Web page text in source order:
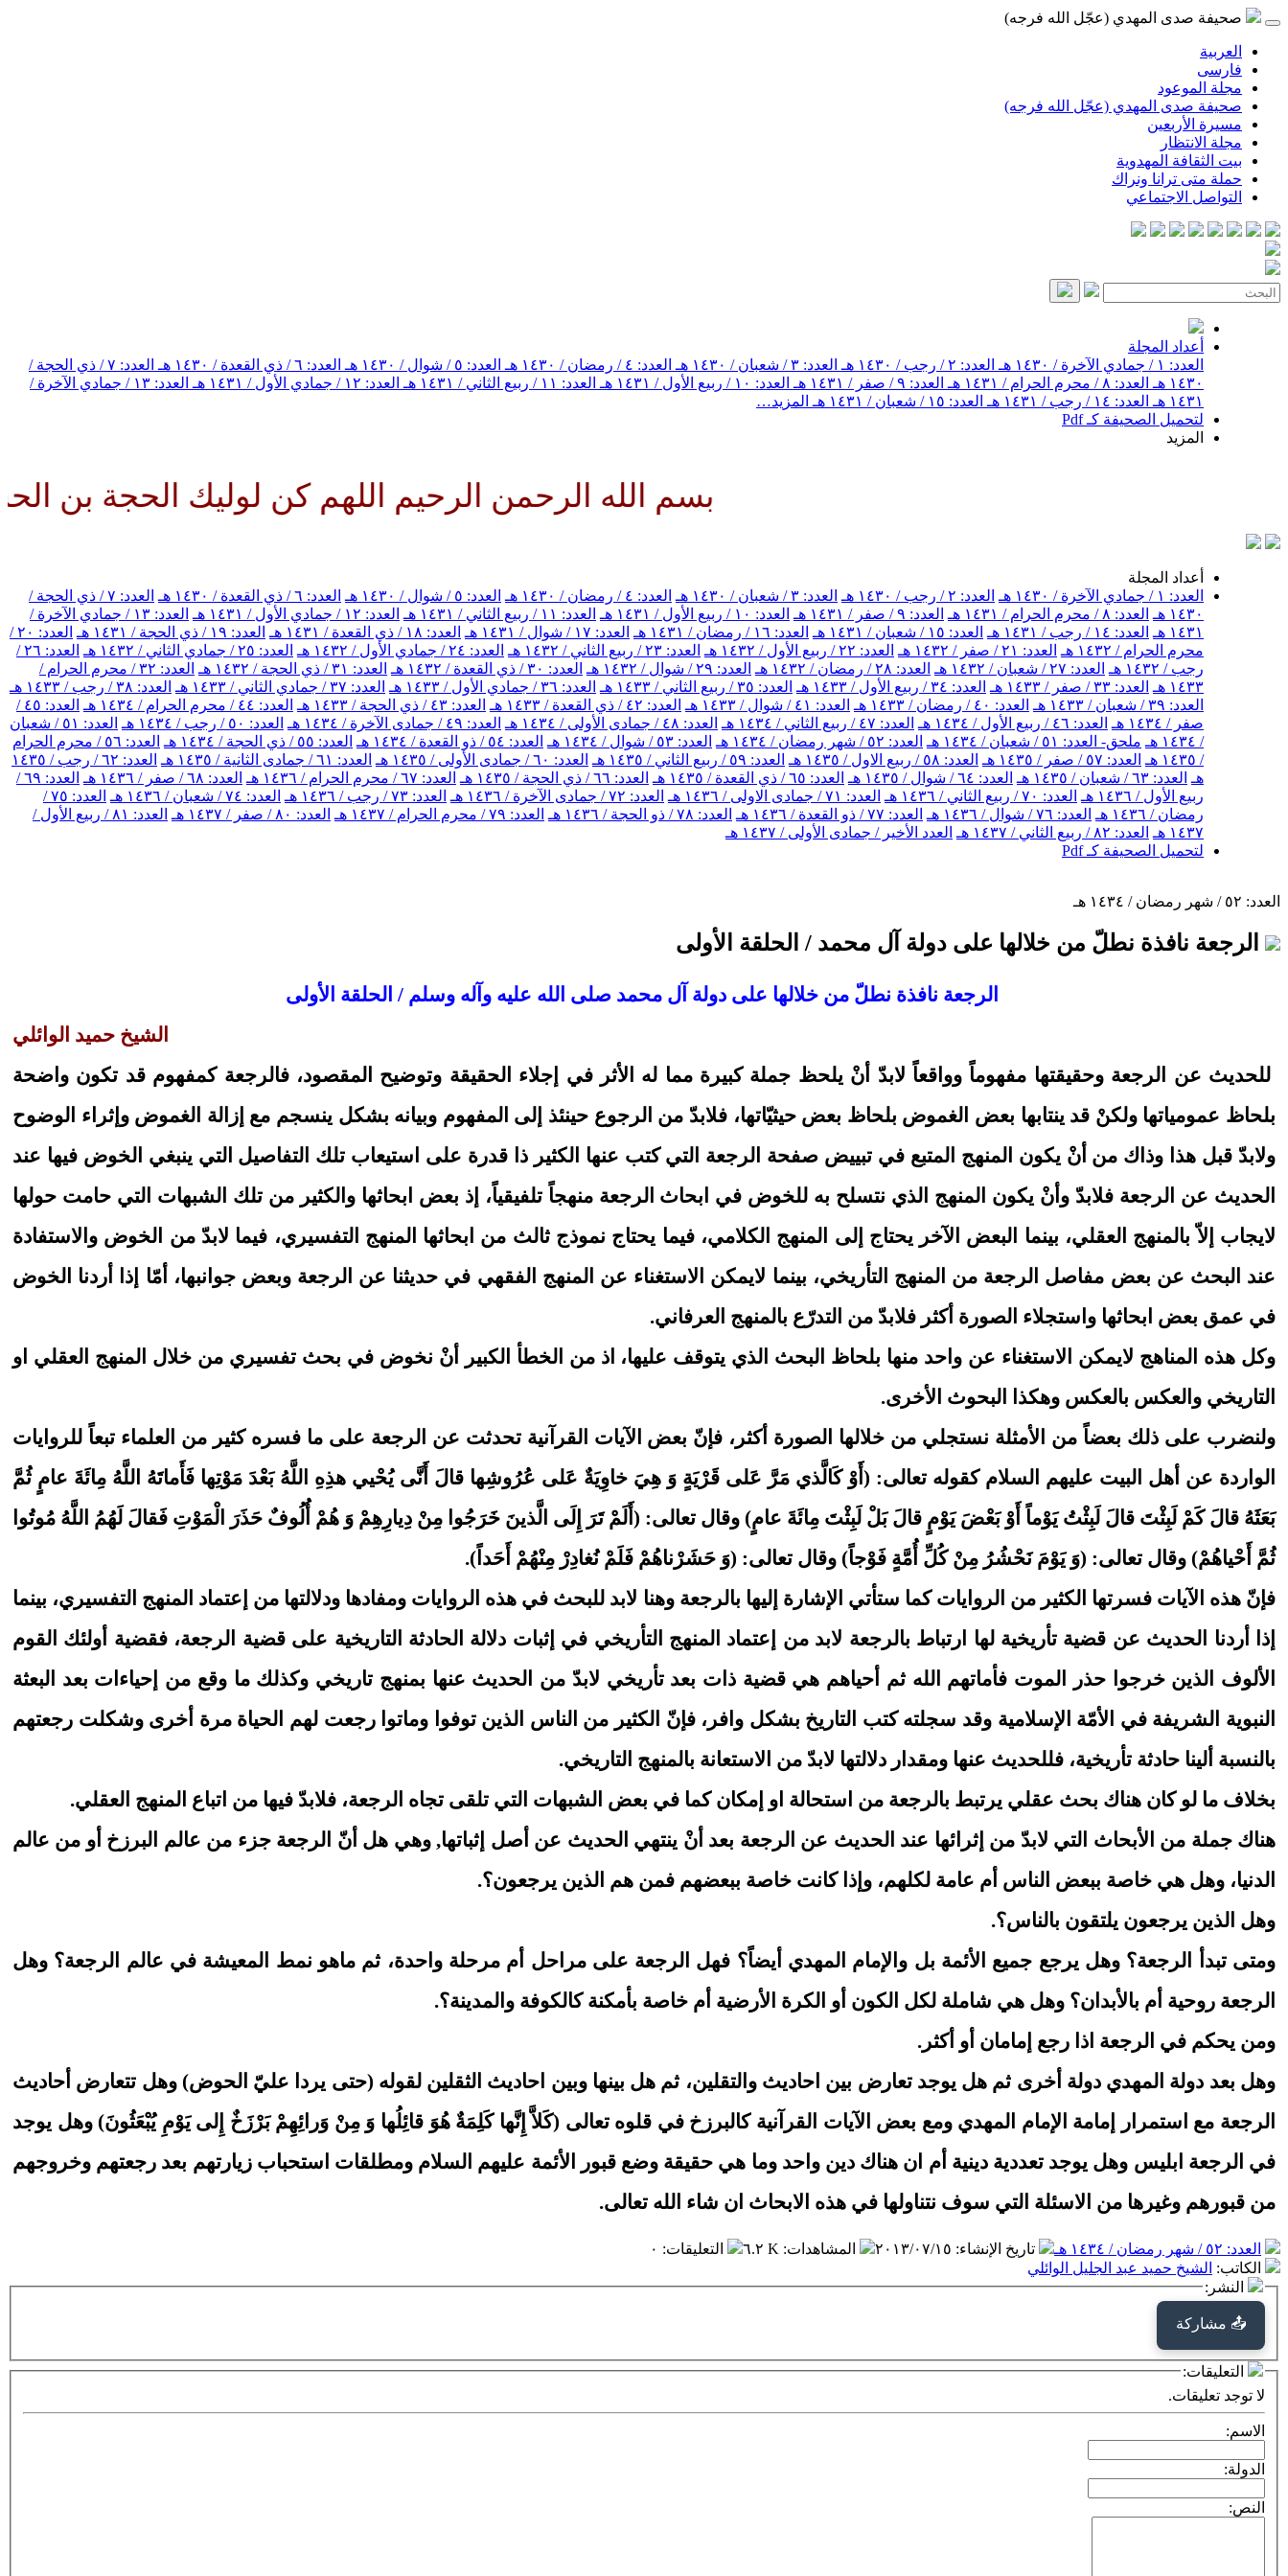
صحيفة صدى المهدي (عجّل الله فرجه)
العربية
فارسی
مجلة الموعود
صحيفة صدى المهدي (عجّل الله فرجه)
مسيرة الأربعين
مجلة الانتظار
بيت الثقافة المهدوية
حملة متى ترانا ونراك
التواصل الاجتماعي
أعداد المجلة
العدد: ١ / جمادي الآخرة / ١٤٣٠ هـ
العدد: ٢ / رجب / ١٤٣٠ هـ العدد: ٣ / شعبان / ١٤٣٠ هـ العدد: ٤ / رمضان / ١٤٣٠ هـ العدد: ٥ / شوال / ١٤٣٠ هـ العدد: ٦ / ذي القعدة / ١٤٣٠ هـ
العدد: ٧ / ذي الحجة /
١٤٣٠ هـ
العدد: ٨ / محرم الحرام / ١٤٣١ هـ العدد: ٩ / صفر / ١٤٣١ هـ العدد: ١٠ / ربيع الأول / ١٤٣١ هـ العدد: ١١ / ربيع الثاني / ١٤٣١ هـ العدد: ١٢ / جمادي الأول / ١٤٣١ هـ
العدد: ١٣ / جمادي الآخرة /
١٤٣١ هـ
العدد: ١٤ / رجب / ١٤٣١ هـ العدد: ١٥ / شعبان / ١٤٣١ هـ
المزيد…
لتحميل الصحيفة كـ Pdf
المزيد
بسم الله الرحمن الرحيم اللهم كن لوليك الحجة بن الحسن
أعداد المجلة
العدد: ١ / جمادي الآخرة / ١٤٣٠ هـ
العدد: ٢ / رجب / ١٤٣٠ هـ العدد: ٣ / شعبان / ١٤٣٠ هـ العدد: ٤ / رمضان / ١٤٣٠ هـ العدد: ٥ / شوال / ١٤٣٠ هـ العدد: ٦ / ذي القعدة / ١٤٣٠ هـ
العدد: ٧ / ذي الحجة /
١٤٣٠ هـ
العدد: ٨ / محرم الحرام / ١٤٣١ هـ العدد: ٩ / صفر / ١٤٣١ هـ العدد: ١٠ / ربيع الأول / ١٤٣١ هـ العدد: ١١ / ربيع الثاني / ١٤٣١ هـ العدد: ١٢ / جمادي الأول / ١٤٣١ هـ
العدد: ١٣ / جمادي الآخرة /
١٤٣١ هـ
العدد: ١٤ / رجب / ١٤٣١ هـ العدد: ١٥ / شعبان / ١٤٣١ هـ العدد: ١٦ / رمضان / ١٤٣١ هـ العدد: ١٧ / شوال / ١٤٣١ هـ العدد: ١٨ / ذي القعدة / ١٤٣١ هـ العدد: ١٩ / ذي الحجة / ١٤٣١ هـ
العدد: ٢٠ /
محرم الحرام / ١٤٣٢ هـ
العدد: ٢١ / صفر / ١٤٣٢ هـ العدد: ٢٢ / ربيع الأول / ١٤٣٢ هـ العدد: ٢٣ / ربيع الثاني / ١٤٣٢ هـ العدد: ٢٤ / جمادي الأول / ١٤٣٢ هـ العدد: ٢٥ / جمادي الثاني / ١٤٣٢ هـ
العدد: ٢٦ /
رجب / ١٤٣٢ هـ
العدد: ٢٧ / شعبان / ١٤٣٢ هـ العدد: ٢٨ / رمضان / ١٤٣٢ هـ العدد: ٢٩ / شوال / ١٤٣٢ هـ العدد: ٣٠ / ذي القعدة / ١٤٣٢ هـ العدد: ٣١ / ذي الحجة / ١٤٣٢ هـ
العدد: ٣٢ / محرم الحرام /
١٤٣٣ هـ
العدد: ٣٣ / صفر / ١٤٣٣ هـ العدد: ٣٤ / ربيع الأول / ١٤٣٣ هـ العدد: ٣٥ / ربيع الثاني / ١٤٣٣ هـ العدد: ٣٦ / جمادي الأول / ١٤٣٣ هـ العدد: ٣٧ / جمادي الثاني / ١٤٣٣ هـ
العدد: ٣٨ / رجب / ١٤٣٣ هـ
العدد: ٣٩ / شعبان / ١٤٣٣ هـ
العدد: ٤٠ / رمضان / ١٤٣٣ هـ العدد: ٤١ / شوال / ١٤٣٣ هـ العدد: ٤٢ / ذي القعدة / ١٤٣٣ هـ العدد: ٤٣ / ذي الحجة / ١٤٣٣ هـ العدد: ٤٤ / محرم الحرام / ١٤٣٤ هـ
العدد: ٤٥ /
صفر / ١٤٣٤ هـ
العدد: ٤٦ / ربيع الأول / ١٤٣٤ هـ العدد: ٤٧ / ربيع الثاني / ١٤٣٤ هـ العدد: ٤٨ / جمادى الأولى / ١٤٣٤ هـ العدد: ٤٩ / جمادى الآخرة / ١٤٣٤ هـ العدد: ٥٠ / رجب / ١٤٣٤ هـ
العدد: ٥١ / شعبان
/ ١٤٣٤ هـ
ملحق- العدد: ٥١ / شعبان / ١٤٣٤ هـ العدد: ٥٢ / شهر رمضان / ١٤٣٤ هـ العدد: ٥٣ / شوال / ١٤٣٤ هـ العدد: ٥٤ / ذو القعدة / ١٤٣٤ هـ العدد: ٥٥ / ذي الحجة / ١٤٣٤ هـ
العدد: ٥٦ / محرم الحرام
/ ١٤٣٥ هـ
العدد: ٥٧ / صفر / ١٤٣٥ هـ العدد: ٥٨ / ربيع الاول / ١٤٣٥ هـ العدد: ٥٩ / ربيع الثاني / ١٤٣٥ هـ العدد: ٦٠ / جمادى الأولى / ١٤٣٥ هـ العدد: ٦١ / جمادى الثانية / ١٤٣٥ هـ
العدد: ٦٢ / رجب / ١٤٣٥
هـ العدد: ٦٣ / شعبان / ١٤٣٥ هـ العدد: ٦٤ / شوال / ١٤٣٥ هـ العدد: ٦٥ / ذي القعدة / ١٤٣٥ هـ العدد: ٦٦ / ذي الحجة / ١٤٣٥ هـ العدد: ٦٧ / محرم الحرام / ١٤٣٦ هـ العدد: ٦٨ / صفر / ١٤٣٦ هـ
العدد: ٦٩ /
ربيع الأول / ١٤٣٦ هـ
العدد: ٧٠ / ربيع الثاني / ١٤٣٦ هـ العدد: ٧١ / جمادى الاولى / ١٤٣٦ هـ العدد: ٧٢ / جمادى الآخرة / ١٤٣٦ هـ العدد: ٧٣ / رجب / ١٤٣٦ هـ العدد: ٧٤ / شعبان / ١٤٣٦ هـ
العدد: ٧٥ /
رمضان / ١٤٣٦ هـ
العدد: ٧٦ / شوال / ١٤٣٦ هـ العدد: ٧٧ / ذو القعدة / ١٤٣٦ هـ العدد: ٧٨ / ذو الحجة / ١٤٣٦ هـ العدد: ٧٩ / محرم الحرام / ١٤٣٧ هـ العدد: ٨٠ / صفر / ١٤٣٧ هـ
العدد: ٨١ / ربيع الأول /
١٤٣٧ هـ
العدد: ٨٢ / ربيع الثاني / ١٤٣٧ هـ
العدد الأخير / جمادى الأولى / ١٤٣٧ هـ
لتحميل الصحيفة كـ Pdf
العدد: ٥٢ / شهر رمضان / ١٤٣٤ هـ
الرجعة نافذة نطلّ من خلالها على دولة آل محمد / الحلقة الأولى
الرجعة نافذة نطلّ من خلالها على دولة آل محمد صلى الله عليه وآله وسلم / الحلقة الأولى
الشيخ حميد الوائلي
للحديث عن الرجعة وحقيقتها مفهوماً وواقعاً لابدّ أنْ يلحظ جملة كبيرة مما له الأثر في إجلاء الحقيقة وتوضيح المقصود، فالرجعة كمفهوم قد تكون واضحة
بلحاظ عمومياتها ولكنْ قد ينتابها بعض الغموض بلحاظ بعض حيثيّاتها، فلابدّ من الرجوع حينئذ إلى المفهوم وبيانه بشكل ينسجم مع إزالة الغموض وإثراء الوضوح
ولابدّ قبل هذا وذاك من أنْ يكون المنهج المتبع في تبييض صفحة الرجعة التي كتب عنها الكثير ذا قدرة على استيعاب تلك التفاصيل التي ينبغي الخوض فيها عند
الحديث عن الرجعة فلابدّ وأنْ يكون المنهج الذي نتسلح به للخوض في ابحاث الرجعة منهجاً تلفيقياً، إذ بعض ابحاثها والكثير من تلك الشبهات التي حامت حولها
لايجاب إلاّ بالمنهج العقلي، بينما البعض الآخر يحتاج إلى المنهج الكلامي، فيما يحتاج نموذج ثالث من ابحاثها المنهج التفسيري، فيما لابدّ من الخوض والاستفادة
عند البحث عن بعض مفاصل الرجعة من المنهج التأريخي، بينما لايمكن الاستغناء عن المنهج الفقهي في حديثنا عن الرجعة وبعض جوانبها، أمّا إذا أردنا الخوض
في عمق بعض ابحاثها واستجلاء الصورة أكثر فلابدّ من التدرّع بالمنهج العرفاني.
وكل هذه المناهج لايمكن الاستغناء عن واحد منها بلحاظ البحث الذي يتوقف عليها، اذ من الخطأ الكبير أنْ نخوض في بحث تفسيري من خلال المنهج العقلي او
التاريخي والعكس بالعكس وهكذا البحوث الأخرى.
ولنضرب على ذلك بعضاً من الأمثلة نستجلي من خلالها الصورة أكثر، فإنّ بعض الآيات القرآنية تحدثت عن الرجعة على ما فسره كثير من العلماء تبعاً للروايات
الواردة عن أهل البيت عليهم السلام كقوله تعالى: (أَوْ كَالَّذي مَرَّ عَلى‏ قَرْيَةٍ وَ هِيَ خاوِيَةٌ عَلى‏ عُرُوشِها قالَ أَنَّى يُحْيي‏ هذِهِ اللَّهُ بَعْدَ مَوْتِها فَأَماتَهُ اللَّهُ مِائَةَ عامٍ ثُمَّ
بَعَثَهُ قالَ كَمْ لَبِثْتَ قالَ لَبِثْتُ يَوْماً أَوْ بَعْضَ يَوْمٍ قالَ بَلْ لَبِثْتَ مِائَةَ عامٍ) وقال تعالى: (أَلَمْ تَرَ إِلَى الَّذينَ خَرَجُوا مِنْ دِيارِهِمْ وَ هُمْ أُلُوفٌ حَذَرَ الْمَوْتِ فَقالَ لَهُمُ اللَّهُ مُوتُوا
ثُمَّ أَحْياهُمْ) وقال تعالى: (وَ يَوْمَ نَحْشُرُ مِنْ كُلِّ أُمَّةٍ فَوْجاً) وقال تعالى: (وَ حَشَرْناهُمْ فَلَمْ نُغادِرْ مِنْهُمْ أَحَداً).
فإنّ هذه الآيات فسرتها الكثير من الروايات كما ستأتي الإشارة إليها بالرجعة وهنا لابد للبحث في هذه الروايات ومفادها ودلالتها من إعتماد المنهج التفسيري، بينما
إذا أردنا الحديث عن قضية تأريخية لها ارتباط بالرجعة لابد من إعتماد المنهج التأريخي في إثبات دلالة الحادثة التاريخية على قضية الرجعة، فقضية أولئك القوم
الألوف الذين خرجوا حذر الموت فأماتهم الله ثم أحياهم هي قضية ذات بعد تأريخي لابدّ من الحديث عنها بمنهج تاريخي وكذلك ما وقع من إحياءات بعد البعثة
النبوية الشريفة في الأمّة الإسلامية وقد سجلته كتب التاريخ بشكل وافر، فإنّ الكثير من الناس الذين توفوا وماتوا رجعت لهم الحياة مرة أخرى وشكلت رجعتهم
بالنسبة ألينا حادثة تأريخية، فللحديث عنها ومقدار دلالتها لابدّ من الاستعانة بالمنهج التاريخي.
بخلاف ما لو كان هناك بحث عقلي يرتبط بالرجعة من استحالة او إمكان كما في بعض الشبهات التي تلقى تجاه الرجعة، فلابدّ فيها من اتباع المنهج العقلي.
هناك جملة من الأبحاث التي لابدّ من إثرائها عند الحديث عن الرجعة بعد أنْ ينتهي الحديث عن أصل إثباتها, وهي هل أنّ الرجعة جزء من عالم البرزخ أو من عالم
الدنيا، وهل هي خاصة ببعض الناس أم عامة لكلهم، وإذا كانت خاصة ببعضهم فمن هم الذين يرجعون؟.
وهل الذين يرجعون يلتقون بالناس؟.
ومتى تبدأ الرجعة؟ وهل يرجع جميع الأئمة بل والإمام المهدي أيضاً؟ فهل الرجعة على مراحل أم مرحلة واحدة، ثم ماهو نمط المعيشة في عالم الرجعة؟ وهل
الرجعة روحية أم بالأبدان؟ وهل هي شاملة لكل الكون أو الكرة الأرضية أم خاصة بأمكنة كالكوفة والمدينة؟.
ومن يحكم في الرجعة اذا رجع إمامان أو أكثر.
وهل بعد دولة المهدي دولة أخرى ثم هل يوجد تعارض بين احاديث والتقلين، ثم هل بينها وبين احاديث الثقلين لقوله (حتى يردا عليّ الحوض) وهل تتعارض أحاديث
الرجعة مع استمرار إمامة الإمام المهدي ومع بعض الآيات القرآنية كالبرزخ في قلوه تعالى (كَلاَّ إِنَّها كَلِمَةٌ هُوَ قائِلُها وَ مِنْ وَرائِهِمْ بَرْزَخٌ إِلى‏ يَوْمِ يُبْعَثُونَ) وهل يوجد
في الرجعة ابليس وهل يوجد تعددية دينية أم ان هناك دين واحد وما هي حقيقة وضع قبور الأئمة عليهم السلام ومطلقات استحباب زيارتهم بعد رجعتهم وخروجهم
من قبورهم وغيرها من الاسئلة التي سوف نتناولها في هذه الابحاث ان شاء الله تعالى.
العدد: ٥٢ / شهر رمضان / ١٤٣٤ هـ تاريخ الإنشاء: ٢٠١٣/٠٧/١٥ المشاهدات: ٦.٢ K التعليقات: ٠
الكاتب: الشيخ حميد عبد الجليل الوائلي
النشر:
📤 مشاركة
التعليقات:
لا توجد تعليقات.
الاسم:
الدولة:
النص: